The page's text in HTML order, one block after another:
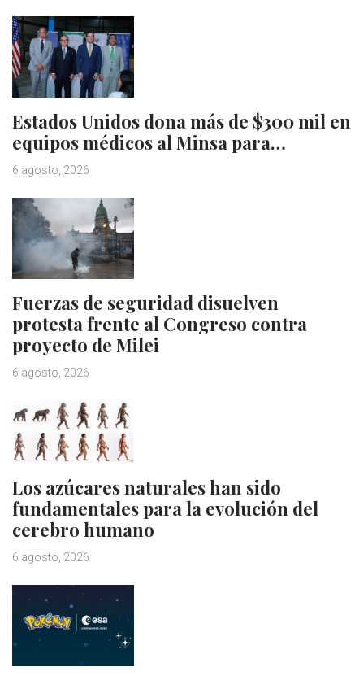
Estados Unidos dona más de $300 mil en
equipos médicos al Minsa para…
6 agosto, 2026
Fuerzas de seguridad disuelven
protesta frente al Congreso contra
proyecto de Milei
6 agosto, 2026
Los azúcares naturales han sido
fundamentales para la evolución del
cerebro humano
6 agosto, 2026